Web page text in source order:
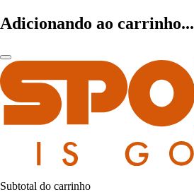
Adicionando ao carrinho...
Subtotal do carrinho